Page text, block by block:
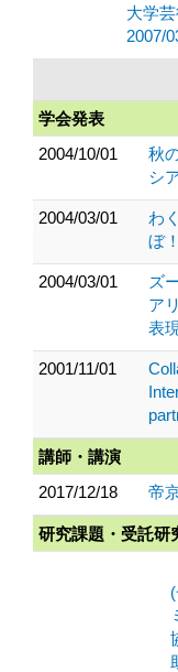
大学
2007/
学会発表
2004/10/01
秋
シ
2004/03/01
わ
ぼ
2004/03/01
ズ
ア
表
2001/11/01
講師・講演
2017/12/18
帝
研究課題・受託研